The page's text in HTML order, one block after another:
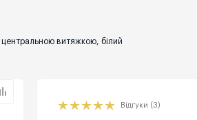
витяжкою, білий
Відгуки (3)